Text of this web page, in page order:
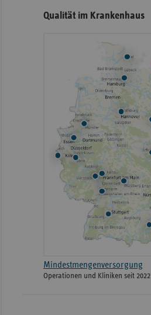
Qualität im Krankenhaus
Mindestmengenversorgung
Operationen und Kliniken seit 2022